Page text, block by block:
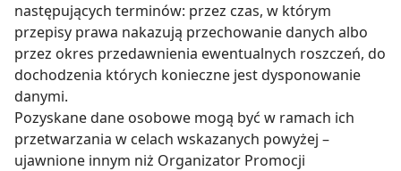
następujących terminów: przez czas, w którym
przepisy prawa nakazują przechowanie danych albo
przez okres przedawnienia ewentualnych roszczeń, do
dochodzenia których konieczne jest dysponowanie
danymi.
Pozyskane dane osobowe mogą być w ramach ich
przetwarzania w celach wskazanych powyżej –
ujawnione innym niż Organizator Promocji